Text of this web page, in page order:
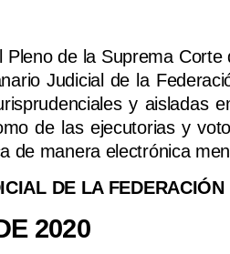
de la Suprema Corte
Judicial de la
y aisladas
de las ejecutorias y
de manera electrónica
DE LA FEDERACIÓN
2020